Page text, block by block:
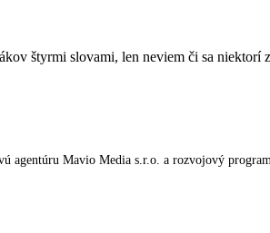
štyrmi slovami, len neviem či sa
agentúru Mavio Media s.r.o. a rozvojový